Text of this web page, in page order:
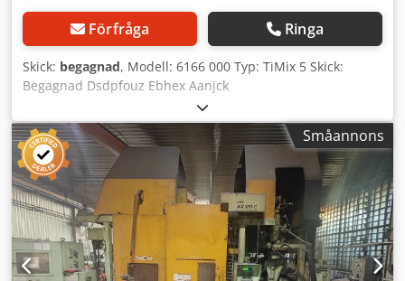
Förfråga Ringa
Skick: begagnad, Modell: 6166 000 Typ: TiMix 5 Skick:
Begagnad Dsdpfouz Ebhex Aanjck
Småannons